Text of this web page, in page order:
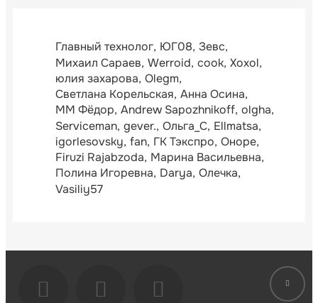
Главный технолог ЮГ08 Зевс
Михаил Сараев Werroid cook Xoxol
юлия захарова Olegm
Светлана Корельская Анна Осина
ММ Фёдор Andrew Sapozhnikoff olgha
Serviceman gever. Ольга_С Ellmatsa
igorlesovsky fan ГК Тэкспро Оноре
Firuzi Rajabzoda Марина Васильевна
Полина Игоревна Darya Олечка
Vasiliy57